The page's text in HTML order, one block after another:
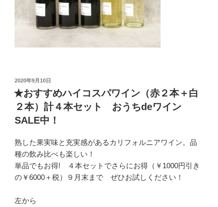
投
稿
日:
2020年9月10日
★おすすめハイコスパワイン（赤２本＋白
２本）計４本セット おうちdeワイン
SALE中！
熟した果実味と充実感があるカリフォルニアワイン。品
種の飲み比べも楽しい！
単品でもお得! ４本セットでさらにお得（￥1000円引き
の￥6000＋税）９月末まで ぜひお試しください！
左から